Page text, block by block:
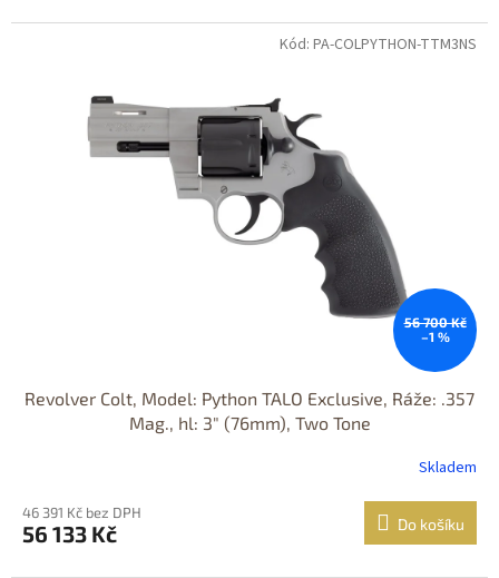
56 700 Kč
–1 %
Revolver Colt, Model: Python TALO Exclusive, Ráže: .357
Mag., hl: 3" (76mm), Two Tone
Skladem
46 391 Kč bez DPH
56 133 Kč Do košíku
Kód: PA-COLPYTHON-TTM3NS